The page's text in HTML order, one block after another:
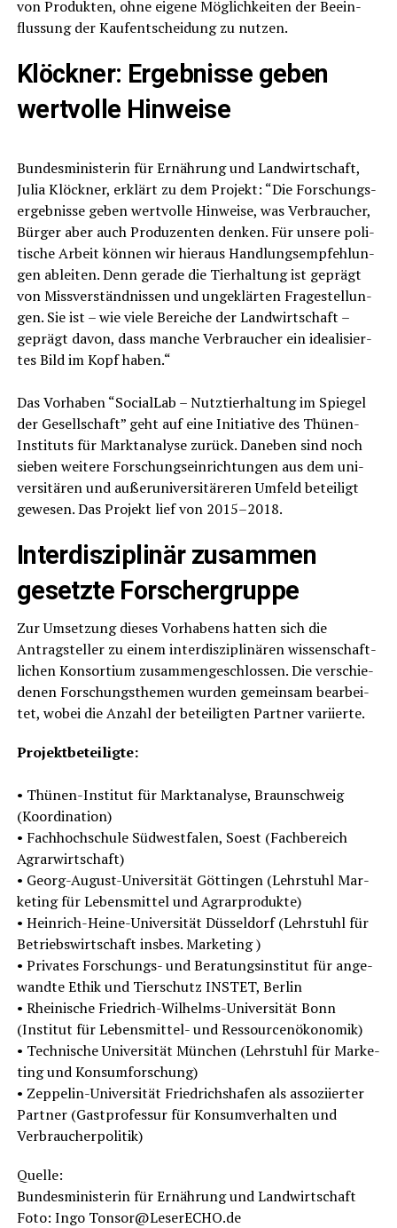
von Pro­duk­ten, ohne eige­ne Mög­lich­kei­ten der Beein­
flus­sung der Kauf­ent­schei­dung zu nutzen.
Klöck­ner: Ergeb­nis­se geben
wert­vol­le Hinweise
Bun­des­mi­nis­te­rin für Ernäh­rung und Land­wirt­schaft,
Julia Klöck­ner, erklärt zu dem Pro­jekt: “Die For­schungs­
er­geb­nis­se geben wert­vol­le Hin­wei­se, was Ver­brau­cher,
Bür­ger aber auch Pro­du­zen­ten den­ken. Für unse­re poli­
ti­sche Arbeit kön­nen wir hier­aus Hand­lungs­emp­feh­lun­
gen ablei­ten. Denn gera­de die Tier­hal­tung ist geprägt
von Miss­ver­ständ­nis­sen und unge­klär­ten Fra­ge­stel­lun­
gen. Sie ist – wie vie­le Berei­che der Land­wirt­schaft –
geprägt davon, dass man­che Ver­brau­cher ein idea­li­sier­
tes Bild im Kopf haben.“
Das Vor­ha­ben “Soci­al­Lab – Nutz­tier­hal­tung im Spie­gel
der Gesell­schaft” geht auf eine Initia­ti­ve des Thü­nen-
Insti­tuts für Markt­ana­ly­se zurück. Dane­ben sind noch
sie­ben wei­te­re For­schungs­ein­rich­tun­gen aus dem uni­
ver­si­tä­ren und außer­uni­ver­si­tä­re­ren Umfeld betei­ligt
gewe­sen. Das Pro­jekt lief von 2015–2018.
Inter­dis­zi­pli­när zusam­men
gesetz­te Forschergruppe
Zur Umset­zung die­ses Vor­ha­bens hat­ten sich die
Antrag­stel­ler zu einem inter­dis­zi­pli­nä­ren wis­sen­schaft­
li­chen Kon­sor­ti­um zusam­men­ge­schlos­sen. Die ver­schie­
de­nen For­schungs­the­men wur­den gemein­sam bear­bei­
tet, wobei die Anzahl der betei­lig­ten Part­ner variierte.
Pro­jekt­be­tei­lig­te:
• Thü­nen-Insti­tut für Markt­ana­ly­se, Braun­schweig
(Koor­di­na­ti­on)
• Fach­hoch­schu­le Süd­west­fa­len, Soest (Fach­be­reich
Agrar­wirt­schaft)
• Georg-August-Uni­ver­si­tät Göt­tin­gen (Lehr­stuhl Mar­
ke­ting für Lebens­mit­tel und Agrar­pro­duk­te)
• Hein­rich-Hei­ne-Uni­ver­si­tät Düs­sel­dorf (Lehr­stuhl für
Betriebs­wirt­schaft ins­bes. Mar­ke­ting )
• Pri­va­tes For­schungs- und Bera­tungs­in­sti­tut für ange­
wand­te Ethik und Tier­schutz INSTET, Ber­lin
• Rhei­ni­sche Fried­rich-Wil­helms-Uni­ver­si­tät Bonn
(Insti­tut für Lebens­mit­tel- und Res­sour­cen­öko­no­mik)
• Tech­ni­sche Uni­ver­si­tät Mün­chen (Lehr­stuhl für Mar­ke­
ting und Kon­sum­for­schung)
• Zep­pe­lin-Uni­ver­si­tät Fried­richs­ha­fen als asso­zi­ier­ter
Part­ner (Gast­pro­fes­sur für Kon­sum­ver­hal­ten und
Verbraucherpolitik)
Quel­le:
Bun­des­mi­nis­te­rin für Ernäh­rung und Land­wirt­schaft
Foto: Ingo Tonsor@LeserECHO.de